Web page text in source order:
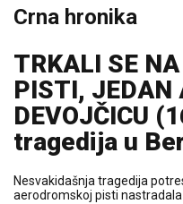
Crna hronika
TRKALI SE
PISTI, JEDAN
DEVOJČICU
tragedija u
Nesvakidašnja tragedija
aerodromskoj pisti nastradala